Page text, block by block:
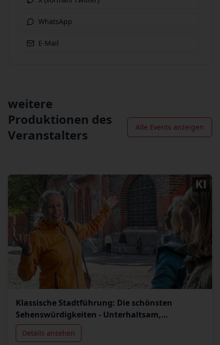
WhatsApp
E-Mail
weitere
Produktionen des
Veranstalters
Alle Events anzeigen
Klassische Stadtführung: Die schönsten
Sehenswürdigkeiten - Unterhaltsam,
informativ & authentisch
Details ansehen